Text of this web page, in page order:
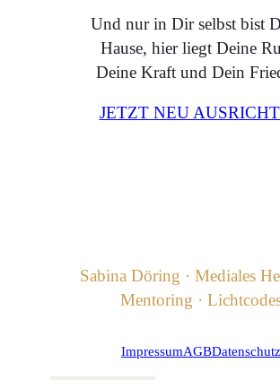
Und nur in Dir selbst bist
Hause, hier liegt Deine
Deine Kraft und Dein
JETZT NEU
Sabina Döring · Mediales
Mentoring ·
ImpressumAGBDatenschutz